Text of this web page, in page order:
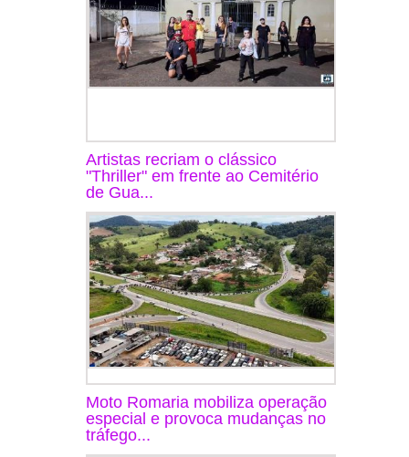
Artistas recriam o clássico
"Thriller" em frente ao Cemitério
de Gua...
Moto Romaria mobiliza operação
especial e provoca mudanças no
tráfego...